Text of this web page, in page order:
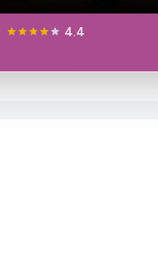
4.4